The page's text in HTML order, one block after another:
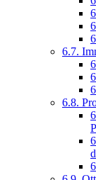
6.7.
6.8.